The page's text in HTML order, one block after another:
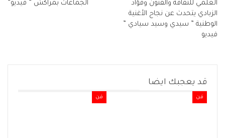
العلمي للثقافة والفنون وفؤاد
الزبادي يتحدث عن نجاح الأغنية
الوطنية ” سيدي وسيد سيادي ”
فيديو
الجماعات بمراكش ” فيديو”
قد يعجبك ايضا
فن فن